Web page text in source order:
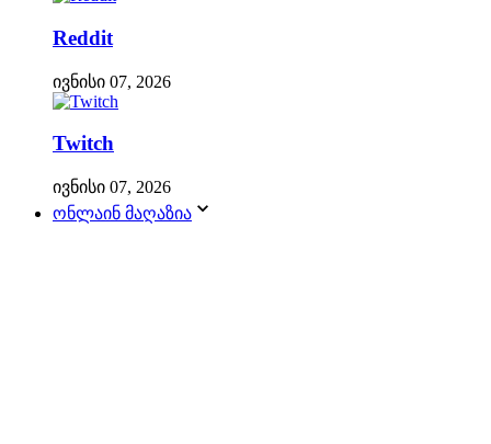
Reddit
ივნისი 07, 2026
Twitch
ივნისი 07, 2026
ონლაინ მაღაზია